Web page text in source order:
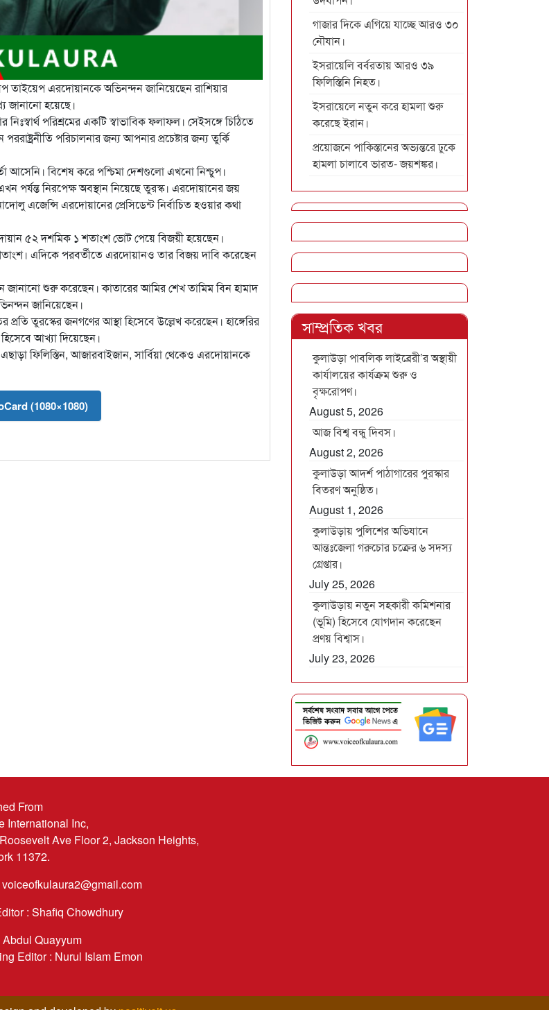
তাইয়েপ এরদোয়ানকে অভিনন্দন জানিয়েছেন রাশিয়ার
জানানো হয়েছে।
পরিশ্রমের একটি স্বাভাবিক ফলাফল। সেইসঙ্গে চিঠিতে
পরিচালনার জন্য আপনার প্রচেষ্টার জন্য তুর্কি
আসেনি। বিশেষ করে পশ্চিমা দেশগুলো এখনো নিশ্চুপ।
পর্যন্ত নিরপেক্ষ অবস্থান নিয়েছে তুরস্ক। এরদোয়ানের জয়
এজেন্সি এরদোয়ানের প্রেসিডেন্ট নির্বাচিত হওয়ার কথা
৫২ দশমিক ১ শতাংশ ভোট পেয়ে বিজয়ী হয়েছেন।
এদিকে পরবর্তীতে এরদোয়ানও তার বিজয় দাবি করেছেন
জানানো শুরু করেছেন। কাতারের আমির শেখ তামিম বিন হামাদ
জানিয়েছেন।
তুরস্কের জনগণের আস্থা হিসেবে উল্লেখ করেছেন। হাঙ্গেরির
হিসেবে আখ্যা দিয়েছেন।
ফিলিস্তিন, আজারবাইজান, সার্বিয়া থেকেও এরদোয়ানকে
(1080×1080)
গাজার দিকে এগিয়ে যাচ্ছে আরও ৩০
নৌযান।
ইসরায়েলি বর্বরতায় আরও ৩৯
ফিলিস্তিনি নিহত।
ইসরায়েলে নতুন করে হামলা শুরু
করেছে ইরান।
প্রয়োজনে পাকিস্তানের অভ্যন্তরে ঢুকে
হামলা চালাবে ভারত- জয়শঙ্কর।
সাম্প্রতিক খবর
কুলাউড়া পাবলিক লাইব্রেরী’র অস্থায়ী
কার্যালয়ের কার্যক্রম শুরু ও
বৃক্ষরোপণ।
August 5, 2026
আজ বিশ্ব বন্ধু দিবস।
August 2, 2026
কুলাউড়া আদর্শ পাঠাগারের পুরস্কার
বিতরণ অনুষ্ঠিত।
August 1, 2026
কুলাউড়ায় পুলিশের অভিযানে
আন্তঃজেলা গরুচোর চক্রের ৬ সদস্য
গ্রেপ্তার।
July 25, 2026
কুলাউড়ায় নতুন সহকারী কমিশনার
(ভূমি) হিসেবে যোগদান করেছেন
প্রণয় বিশ্বাস।
July 23, 2026
From
International Inc,
Ave Floor 2, Jackson Heights,
11372.
: Shafiq Chowdhury
Abdul Quayyum
Editor : Nurul Islam Emon